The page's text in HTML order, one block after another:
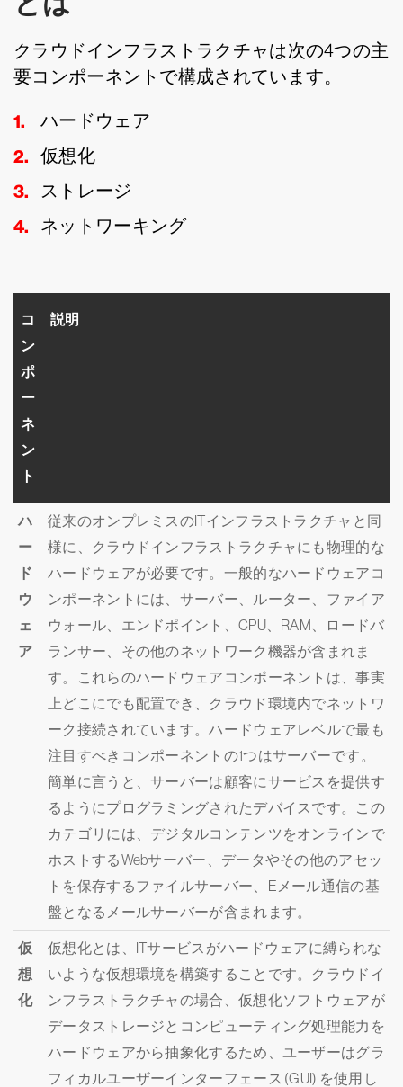
クラウドインフラストラクチャは次の4つの主
要コンポーネントで構成されています。
ハードウェア
仮想化
ストレージ
ネットワーキング
コ
ン
ポ
ー
ネ
ン
ト
説明
ハ
ー
ド
ウ
ェ
ア
従来のオンプレミスのITインフラストラクチャと同
様に、クラウドインフラストラクチャにも物理的な
ハードウェアが必要です。一般的なハードウェアコ
ンポーネントには、サーバー、ルーター、ファイア
ウォール、エンドポイント、CPU、RAM、ロードバ
ランサー、その他のネットワーク機器が含まれま
す。これらのハードウェアコンポーネントは、事実
上どこにでも配置でき、クラウド環境内でネットワ
ーク接続されています。ハードウェアレベルで最も
注目すべきコンポーネントの1つはサーバーです。
簡単に言うと、サーバーは顧客にサービスを提供す
るようにプログラミングされたデバイスです。この
カテゴリには、デジタルコンテンツをオンラインで
ホストするWebサーバー、データやその他のアセッ
トを保存するファイルサーバー、Eメール通信の基
盤となるメールサーバーが含まれます。
仮
想
化
仮想化とは、ITサービスがハードウェアに縛られな
いような仮想環境を構築することです。クラウドイ
ンフラストラクチャの場合、仮想化ソフトウェアが
データストレージとコンピューティング処理能力を
ハードウェアから抽象化するため、ユーザーはグラ
フィカルユーザーインターフェース (GUI) を使用し